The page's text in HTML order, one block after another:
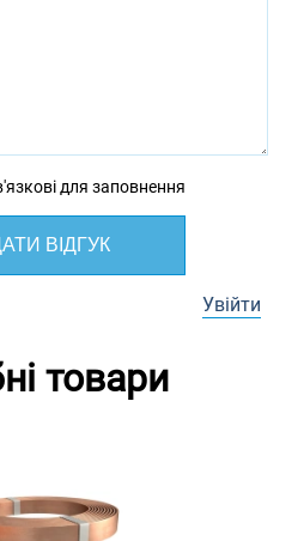
для заповнення
ВІДГУК
Увійти
товари